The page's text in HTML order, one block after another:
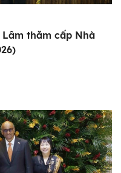
Lâm thăm cấp Nhà